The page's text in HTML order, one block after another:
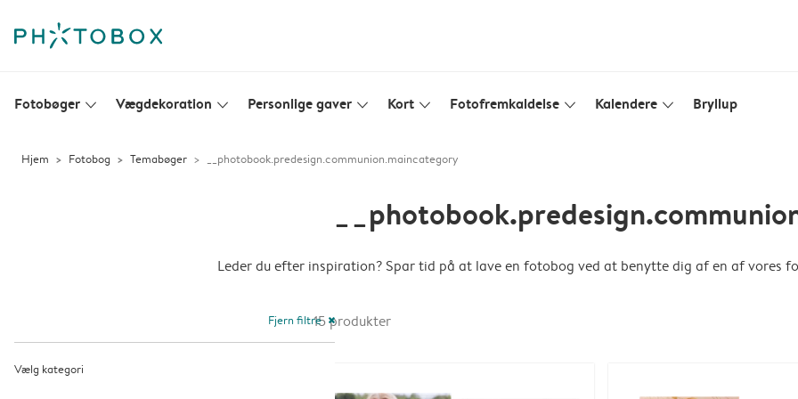
Fotobøger slim_arrow_down Vægdekoration slim_arrow_down Personlige gaver slim_arrow_down Kort slim_arrow_down Fotofremkaldelse slim_arrow_down Kalendere slim_arrow_down Bryllup
Hjem Fotobog Temabøger __photobook.predesign.communion.maincategory
Leder du efter inspiration? Spar tid på at lave en fotobog ved at benytte dig af en af vores
Vælg kategori
Fjern filtre close
15produkter